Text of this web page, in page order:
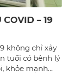
– 19
không chỉ xảy
tuổi có bệnh lý
khỏe mạnh